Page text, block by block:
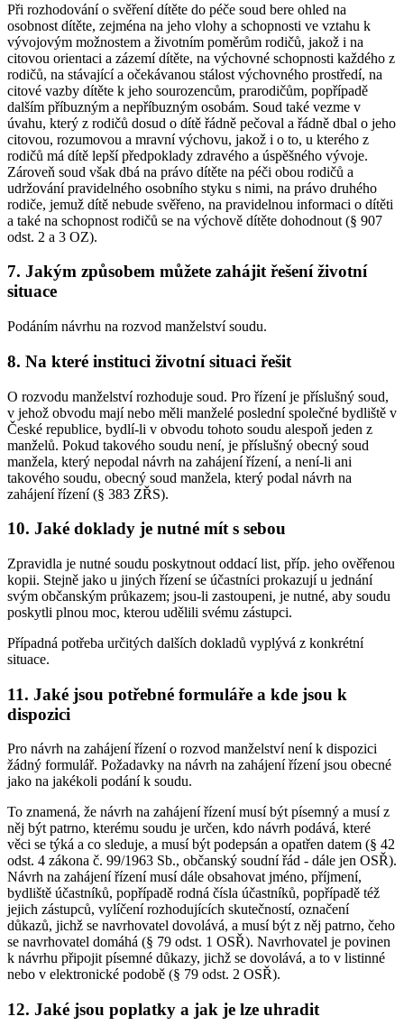
Při rozhodování o svěření dítěte do péče soud bere ohled na
osobnost dítěte, zejména na jeho vlohy a schopnosti ve vztahu k
vývojovým možnostem a životním poměrům rodičů, jakož i na
citovou orientaci a zázemí dítěte, na výchovné schopnosti každého z
rodičů, na stávající a očekávanou stálost výchovného prostředí, na
citové vazby dítěte k jeho sourozencům, prarodičům, popřípadě
dalším příbuzným a nepříbuzným osobám. Soud také vezme v
úvahu, který z rodičů dosud o dítě řádně pečoval a řádně dbal o jeho
citovou, rozumovou a mravní výchovu, jakož i o to, u kterého z
rodičů má dítě lepší předpoklady zdravého a úspěšného vývoje.
Zároveň soud však dbá na právo dítěte na péči obou rodičů a
udržování pravidelného osobního styku s nimi, na právo druhého
rodiče, jemuž dítě nebude svěřeno, na pravidelnou informaci o dítěti
a také na schopnost rodičů se na výchově dítěte dohodnout (§ 907
odst. 2 a 3 OZ).
7. Jakým způsobem můžete zahájit řešení životní
situace
Podáním návrhu na rozvod manželství soudu.
8. Na které instituci životní situaci řešit
O rozvodu manželství rozhoduje soud. Pro řízení je příslušný soud,
v jehož obvodu mají nebo měli manželé poslední společné bydliště v
České republice, bydlí-li v obvodu tohoto soudu alespoň jeden z
manželů. Pokud takového soudu není, je příslušný obecný soud
manžela, který nepodal návrh na zahájení řízení, a není-li ani
takového soudu, obecný soud manžela, který podal návrh na
zahájení řízení (§ 383 ZŘS).
10. Jaké doklady je nutné mít s sebou
Zpravidla je nutné soudu poskytnout oddací list, příp. jeho ověřenou
kopii. Stejně jako u jiných řízení se účastníci prokazují u jednání
svým občanským průkazem; jsou-li zastoupeni, je nutné, aby soudu
poskytli plnou moc, kterou udělili svému zástupci.
Případná potřeba určitých dalších dokladů vyplývá z konkrétní
situace.
11. Jaké jsou potřebné formuláře a kde jsou k
dispozici
Pro návrh na zahájení řízení o rozvod manželství není k dispozici
žádný formulář. Požadavky na návrh na zahájení řízení jsou obecné
jako na jakékoli podání k soudu.
To znamená, že návrh na zahájení řízení musí být písemný a musí z
něj být patrno, kterému soudu je určen, kdo návrh podává, které
věci se týká a co sleduje, a musí být podepsán a opatřen datem (§ 42
odst. 4 zákona č. 99/1963 Sb., občanský soudní řád - dále jen OSŘ).
Návrh na zahájení řízení musí dále obsahovat jméno, příjmení,
bydliště účastníků, popřípadě rodná čísla účastníků, popřípadě též
jejich zástupců, vylíčení rozhodujících skutečností, označení
důkazů, jichž se navrhovatel dovolává, a musí být z něj patrno, čeho
se navrhovatel domáhá (§ 79 odst. 1 OSŘ). Navrhovatel je povinen
k návrhu připojit písemné důkazy, jichž se dovolává, a to v listinné
nebo v elektronické podobě (§ 79 odst. 2 OSŘ).
12. Jaké jsou poplatky a jak je lze uhradit